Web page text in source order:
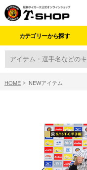
カテゴリーから探す
HOME NEWアイテム